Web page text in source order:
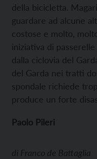
della bicicletta.
guardare ad alcune
costose e molto,
iniziativa di
dalla ciclovia del
del Garda nei tratti
spondale richiede
produce un forte
Paolo Pileri
di Franco de Battaglia